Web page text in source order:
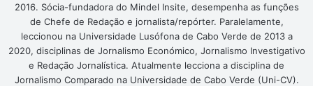
2016. Sócia-fundadora do Mindel Insite, desempenha as funções
de Chefe de Redação e jornalista/repórter. Paralelamente,
leccionou na Universidade Lusófona de Cabo Verde de 2013 a
2020, disciplinas de Jornalismo Económico, Jornalismo Investigativo
e Redação Jornalística. Atualmente lecciona a disciplina de
Jornalismo Comparado na Universidade de Cabo Verde (Uni-CV).